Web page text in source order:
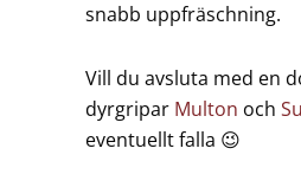
snabb uppfräschning.
Vill du avsluta med en
dyrgripar Multon och
eventuellt falla 😉